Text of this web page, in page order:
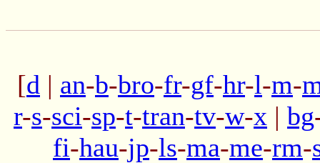
[d | an-b-bro-fr-gf-hr-l-m-
r-s-sci-sp-t-tran-tv-w-x | bg
fi-hau-jp-ls-ma-me-rm-